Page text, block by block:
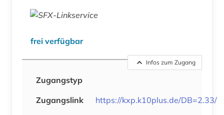
frei verfügbar
Infos zum Zugang
Zugangstyp
Zugangslink
https://kxp.k10plus.de/DB=2.33/